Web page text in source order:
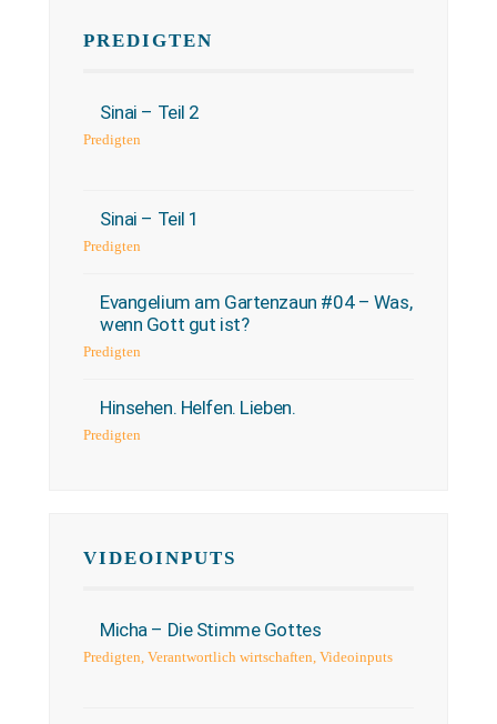
PREDIGTEN
Sinai – Teil 2
Predigten
Sinai – Teil 1
Predigten
Evangelium am Gartenzaun #04 – Was,
wenn Gott gut ist?
Predigten
Hinsehen. Helfen. Lieben.
Predigten
VIDEOINPUTS
Micha – Die Stimme Gottes
Predigten, Verantwortlich wirtschaften, Videoinputs